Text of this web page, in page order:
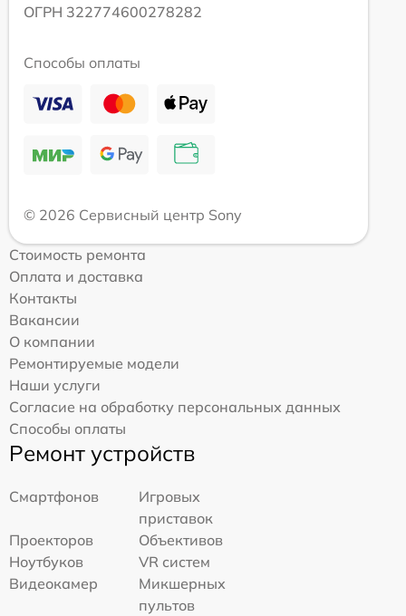
ОГРН 322774600278282
Способы оплаты
© 2026 Сервисный центр Sony
Стоимость ремонта
Оплата и доставка
Контакты
Вакансии
О компании
Ремонтируемые модели
Наши услуги
Согласие на обработку персональных данных
Способы оплаты
Ремонт устройств
Смартфонов
Игровых
приставок
Проекторов
Объективов
Ноутбуков
VR систем
Видеокамер
Микшерных
пультов